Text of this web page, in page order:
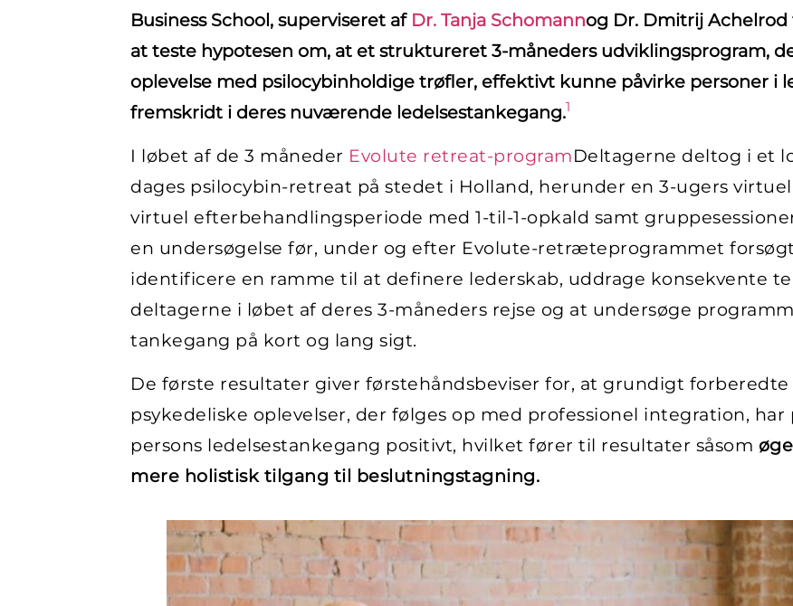
Business School, superviseret af Dr. Tanja Schomannog Dr. Dmitrij
at teste hypotesen om, at et struktureret 3-måneders udviklingsprogram,
oplevelse med psilocybinholdige trøfler, effektivt kunne påvirke personer i
fremskridt i deres nuværende ledelsestankegang.1
I løbet af de 3 måneder Evolute retreat-programDeltagerne deltog i et
dages psilocybin-retreat på stedet i Holland, herunder en 3-ugers
virtuel efterbehandlingsperiode med 1-til-1-opkald samt
en undersøgelse før, under og efter Evolute-retræteprogrammet
identificere en ramme til at definere lederskab, uddrage konsekvente
deltagerne i løbet af deres 3-måneders rejse og at undersøge
tankegang på kort og lang sigt.
De første resultater giver førstehåndsbeviser for, at grundigt
psykedeliske oplevelser, der følges op med professionel integration,
persons ledelsestankegang positivt, hvilket fører til resultater såsom
mere holistisk tilgang til beslutningstagning.